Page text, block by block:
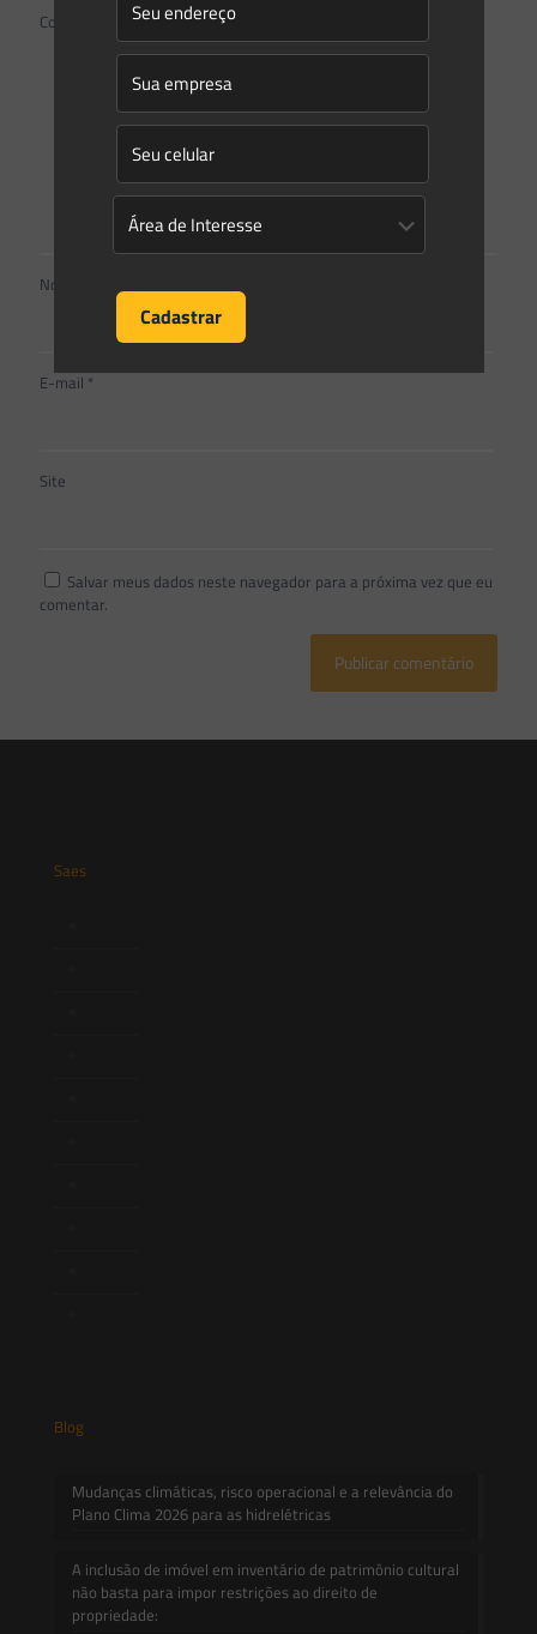
Comentário
Nome
E-mail *
Site
Salvar meus dados neste navegador para a próxima vez que eu
comentar.
Saes
Blog
Mudanças climáticas, risco operacional e a relevância do
Plano Clima 2026 para as hidrelétricas
A inclusão de imóvel em inventário de patrimônio cultural
não basta para impor restrições ao direito de
propriedade: